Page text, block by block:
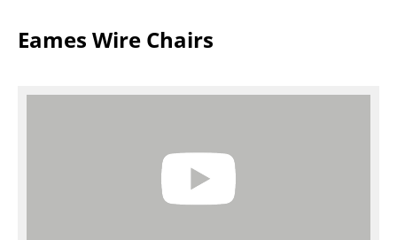
Wandleuchten
Eames Wire Chairs